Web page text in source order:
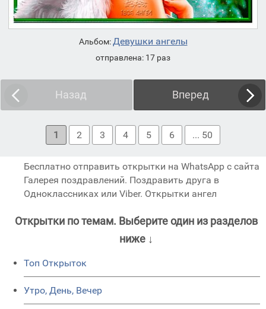
Альбом:Девушки ангелы
отправлена: 17 раз
Назад Вперед
1 2 3 4 5 6 ... 50
Бесплатно отправить открытки на WhatsApp с сайта
Галерея поздравлений. Поздравить друга в
Одноклассниках или Viber. Открытки ангел
Открытки по темам. Выберите один из разделов
ниже ↓
Топ Открыток
Утро, День, Вечер